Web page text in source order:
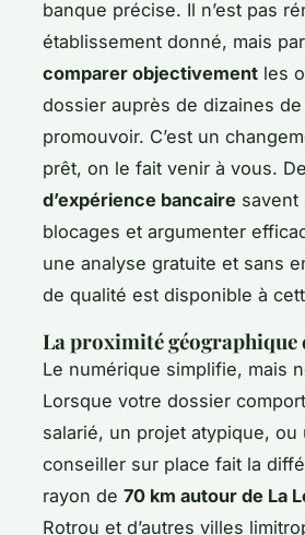
banque précise. Il n’est pas
établissement donné, mais
comparer objectivement les
dossier auprès de dizaines
promouvoir. C’est un
prêt, on le fait venir à vous.
d’expérience bancaire savent
blocages et argumenter
une analyse gratuite et sans
de qualité est disponible à
La proximité
Le numérique simplifie, mais
Lorsque votre dossier
salarié, un projet atypique,
conseiller sur place fait la
rayon de 70 km autour de La
Rotrou et d’autres villes